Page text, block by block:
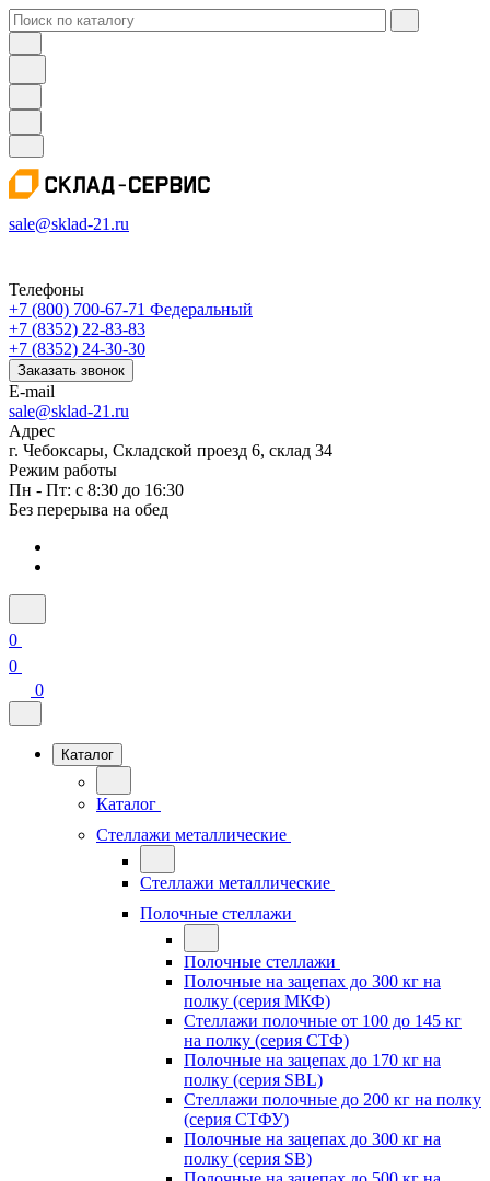
sale@sklad-21.ru
Телефоны
+7 (800) 700-67-71 Федеральный
+7 (8352) 22-83-83
+7 (8352) 24-30-30
Заказать звонок
E-mail
sale@sklad-21.ru
Адрес
г. Чебоксары, Складской проезд 6, склад 34
Режим работы
Пн - Пт: с 8:30 до 16:30
Без перерыва на обед
0
0
0
Каталог
Каталог
Стеллажи металлические
Стеллажи металлические
Полочные стеллажи
Полочные стеллажи
Полочные на зацепах до 300 кг на
полку (серия МКФ)
Стеллажи полочные от 100 до 145 кг
на полку (серия СТФ)
Полочные на зацепах до 170 кг на
полку (серия SBL)
Стеллажи полочные до 200 кг на полку
(серия СТФУ)
Полочные на зацепах до 300 кг на
полку (серия SB)